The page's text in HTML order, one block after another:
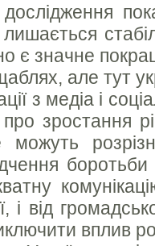
дослідження
лишається
є значне
але тут
з медіа і
зростання
можуть
і від
вплив